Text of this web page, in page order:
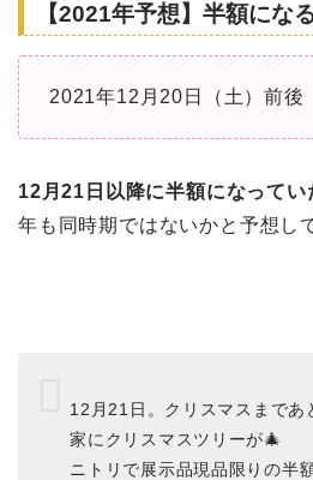
【2021年予想】半額にな
2021年12月20日（土）前後
12月21日以降に半額になってい
年も同時期ではないかと予想し
12月21日。クリスマスまであ
家にクリスマスツリーが🎄
ニトリで展示品現品限りの半